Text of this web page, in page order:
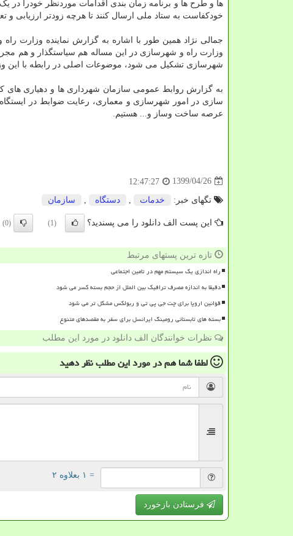
ها و طرح ها و برنامه زمان بندی اقدامات موردنظر خودرا در
خودکفاست به ستاد ملی ارسال کنند تا هرچه زودتر ارزیابی و
جمالی نژاد همین طور با اشاره به گزارش نماینده وزارت
وزارت راه و شهرسازی در این مساله هم سیاستگذار و هم
شهرسازی تشکیل می شود، موضوعات اصلی در رابطه با این
به گزارش روابط عمومی سازمان شهرداری ها و دهیاری های
سازی در امور شهرسازی و معماری، رعایت ضوابط در
عرصه ساخت وساز و... هستیم.
1399/04/26
12:47:27
تگهای خبر: خدمات دستگاه سازمان
این پست الف دانلود را می پسندید؟ (1)
(0)
تازه ترین پستهای مرتبط
راه اندازی یک سیستم مهم در تامین اجتماعی
دقیقا به اندازه مصرف ترافیک بین الملل از حجم بسته کسر می شود
قوانین اروپا برای چت جی پی تی و ربولکس مشکل تر می شود
بسته های تابستانی رومینگ ایرانسل برای سفر به مقصدهای متنوع
نظرات خوانندگان الف دانلود در مورد این مطلب
لطفا شما همدر مورد این مطلبنظر دهید
= ۱ بعلاوه ۲
فرستادن بازخورد